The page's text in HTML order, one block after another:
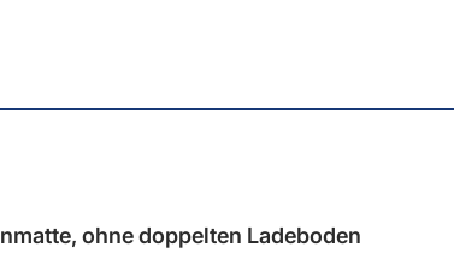
ohne doppelten Ladeboden